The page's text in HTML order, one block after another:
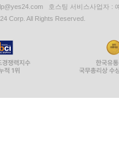
호스팅 서비스사업자 :
Corp. All Rights Reserved.